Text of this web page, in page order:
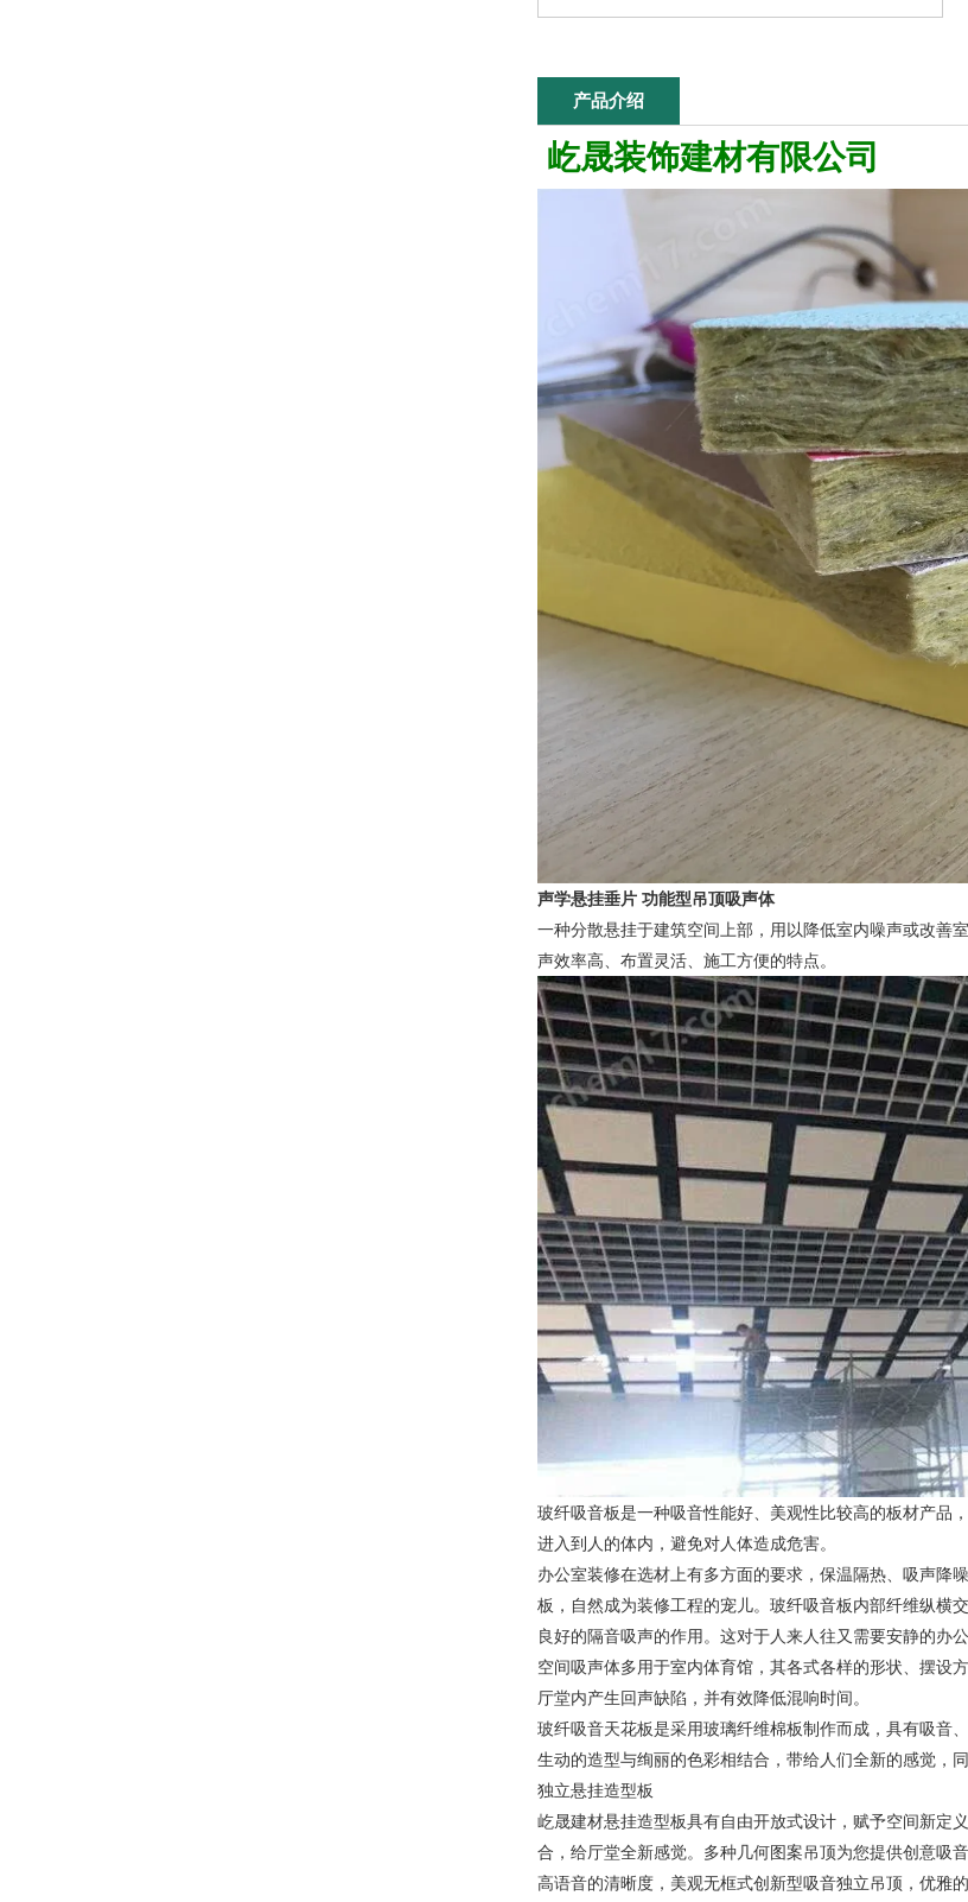
产品介绍
屹晟装饰建材有限公司
声学悬挂垂片 功能型吊顶吸声体
一种分散悬挂于建筑空间上部，用以降低室内噪声或改善
声效率高、布置灵活、施工方便的特点。
玻纤吸音板是一种吸音性能好、美观性比较高的板材产品
进入到人的体内，避免对人体造成危害。
办公室装修在选材上有多方面的要求，保温隔热、吸声降
板，自然成为装修工程的宠儿。玻纤吸音板内部纤维纵横
良好的隔音吸声的作用。这对于人来人往又需要安静的办
空间吸声体多用于室内体育馆，其各式各样的形状、摆设
厅堂内产生回声缺陷，并有效降低混响时间。
玻纤吸音天花板是采用玻璃纤维棉板制作而成，具有吸音
生动的造型与绚丽的色彩相结合，带给人们全新的感觉，
独立悬挂造型板
屹晟建材悬挂造型板具有自由开放式设计，赋予空间新定
合，给厅堂全新感觉。多种几何图案吊顶为您提供创意吸
高语音的清晰度，美观无框式创新型吸音独立吊顶，优雅